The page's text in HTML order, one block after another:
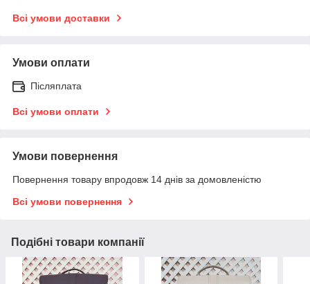
Всі умови доставки
Умови оплати
Післяплата
Всі умови оплати
Умови повернення
Повернення товару впродовж 14 днів за домовленістю
Всі умови повернення
Подібні товари компанії